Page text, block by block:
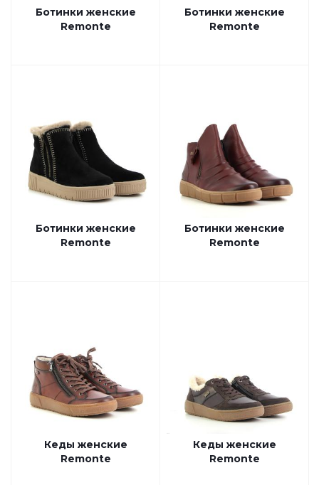
Ботинки женские
Remonte
Ботинки женские
Remonte
Ботинки женские
Remonte
Ботинки женские
Remonte
Кеды женские
Remonte
Кеды женские
Remonte